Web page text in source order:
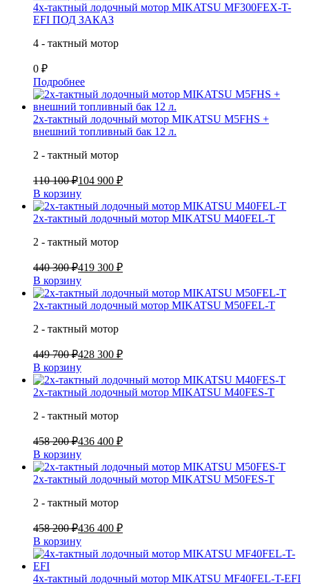
4х-тактный лодочный мотор MIKATSU MF300FEX-T-
EFI ПОД ЗАКАЗ
4 - тактный мотор
0 ₽
Подробнее
2х-тактный лодочный мотор MIKATSU M5FHS +
внешний топливный бак 12 л.
2 - тактный мотор
110 100 ₽104 900 ₽
В корзину
2х-тактный лодочный мотор MIKATSU M40FEL-T
2 - тактный мотор
440 300 ₽419 300 ₽
В корзину
2х-тактный лодочный мотор MIKATSU M50FEL-T
2 - тактный мотор
449 700 ₽428 300 ₽
В корзину
2х-тактный лодочный мотор MIKATSU M40FES-T
2 - тактный мотор
458 200 ₽436 400 ₽
В корзину
2х-тактный лодочный мотор MIKATSU M50FES-T
2 - тактный мотор
458 200 ₽436 400 ₽
В корзину
4х-тактный лодочный мотор MIKATSU MF40FEL-T-EFI